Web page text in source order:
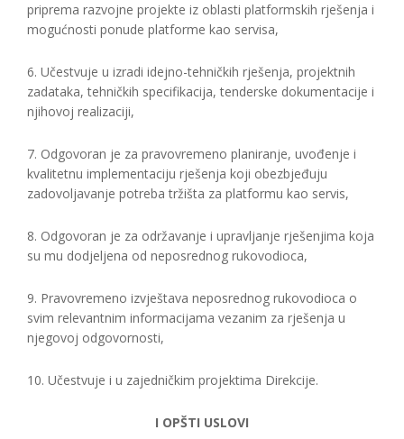
priprema razvojne projekte iz oblasti platformskih rješenja i
mogućnosti ponude platforme kao servisa,
6. Učestvuje u izradi idejno-tehničkih rješenja, projektnih
zadataka, tehničkih specifikacija, tenderske dokumentacije i
njihovoj realizaciji,
7. Odgovoran je za pravovremeno planiranje, uvođenje i
kvalitetnu implementaciju rješenja koji obezbjeđuju
zadovoljavanje potreba tržišta za platformu kao servis,
8. Odgovoran je za održavanje i upravljanje rješenjima koja
su mu dodjeljena od neposrednog rukovodioca,
9. Pravovremeno izvještava neposrednog rukovodioca o
svim relevantnim informacijama vezanim za rješenja u
njegovoj odgovornosti,
10. Učestvuje i u zajedničkim projektima Direkcije.
I OPŠTI USLOVI